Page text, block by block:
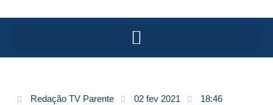
Redação TV Parente 02 fev 2021
18:46